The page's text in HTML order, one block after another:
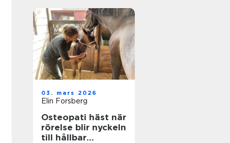
03. mars 2026
Elin Forsberg
Osteopati häst när
rörelse blir nyckeln
till hållbar